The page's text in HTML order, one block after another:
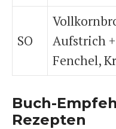
SO
Aufstrich
Fenchel,
Buch-
Rezepten